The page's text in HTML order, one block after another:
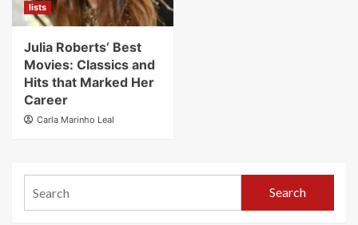
lists
Julia Roberts’ Best
Movies: Classics and
Hits that Marked Her
Career
Carla Marinho Leal
Search